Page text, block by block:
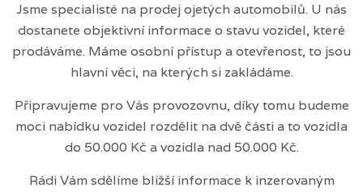
Jsme specialisté na prodej ojetých automobilů. U nás
dostanete objektivní informace o stavu vozidel, které
prodáváme. Máme osobní přístup a otevřenost, to jsou
hlavní věci, na kterých si zakládáme.
Připravujeme pro Vás provozovnu, díky tomu budeme
moci nabídku vozidel rozdělit na dvě části a to vozidla
do 50.000 Kč a vozidla nad 50.000 Kč.
Rádi Vám sdělíme bližší informace k inzerovaným